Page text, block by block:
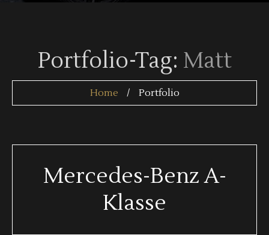
Portfolio-Tag: Matt
Home Portfolio
Mercedes-Benz A-
Klasse